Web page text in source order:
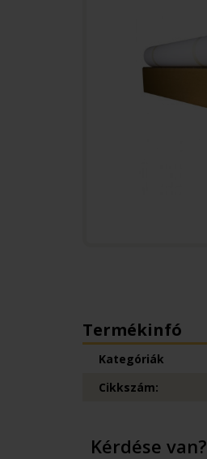
Termékinfó
Kategóriák
Cikkszám:
Kérdése van?